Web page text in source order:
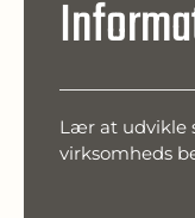
Lær at udvikle
virksomheds